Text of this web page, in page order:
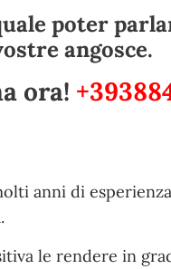
poter
angosce.
ora!
anni di
le rendere in